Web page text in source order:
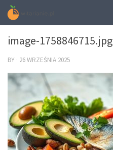
image-1758846715.jpg
BY · 26 WRZEŚNIA 2025